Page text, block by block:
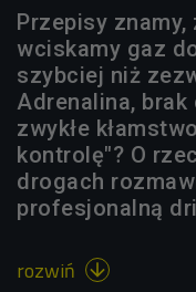
Przepisy
wciskamy gaz
szybciej niż
Adrenalina,
zwykłe
kontrolę"? O
drogach
profesjonalną
rozwiń 